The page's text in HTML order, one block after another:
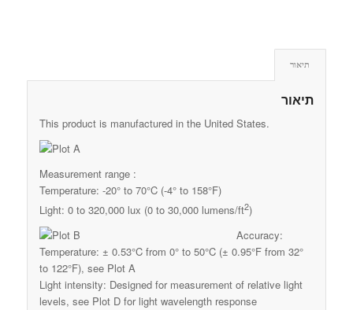
תיאור
תיאור
This product is manufactured in the United States.
Measurement range :
Temperature: -20° to 70°C (-4° to 158°F)
Light: 0 to 320,000 lux (0 to 30,000 lumens/ft2)
Accuracy:
Temperature: ± 0.53°C from 0° to 50°C (± 0.95°F from 32°
to 122°F), see Plot A
Light intensity: Designed for measurement of relative light
levels, see Plot D for light wavelength response